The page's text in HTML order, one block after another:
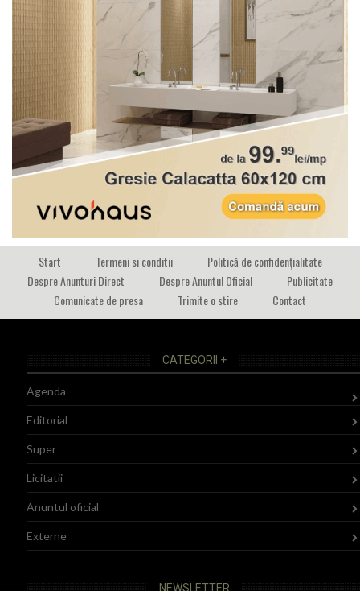
Start Termeni si conditii
Politică de confidențialitate
Despre Anunturi Direct
Despre Anuntul Oficial
Publicitate
Comunicate de presa
Trimite o stire Contact
CATEGORII +
Agenda
Editorial
Super
Licitatii
Anuntul oficial
Externe
NEWSLETTER